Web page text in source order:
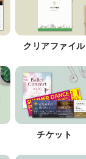
クリアファイル
チケット